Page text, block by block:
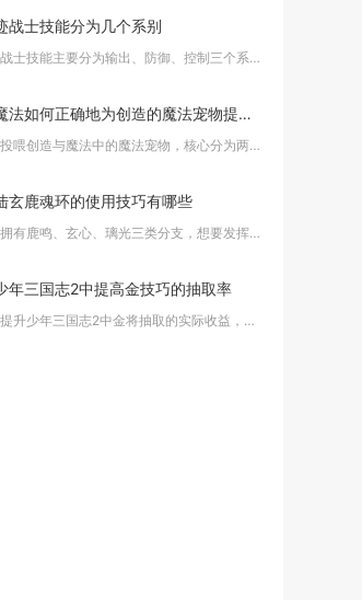
战士技能分为几个系别
全民奇迹战士技能主要分为输出、防御、控制三个系别，玩家可以根...
创造与魔法如何正确地为创造的魔法宠物提供食物
想要正确投喂创造与魔法中的魔法宠物，核心分为两大阶段操作，驯...
玄鹿魂环的使用技巧有哪些
玄鹿魂环拥有鹿鸣、玄心、璃光三类分支，想要发挥全部价值，核心...
年三国志2中提高金技巧的抽取率
想要有效提升少年三国志2中金将抽取的实际收益，核心方式是抓住...